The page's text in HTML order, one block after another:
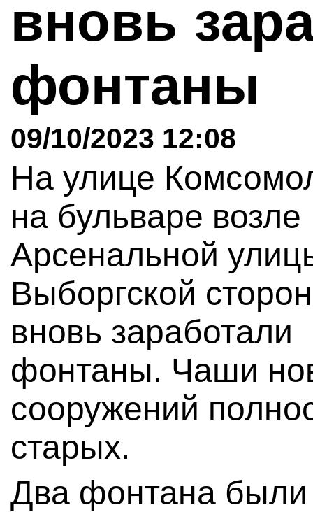
вновь
фонтаны
09/10/2023 12:08
На улице
на бульваре возле
Арсенальной
Выборгской
вновь заработали
фонтаны. Чаши
сооружений
старых.
Два фонтана